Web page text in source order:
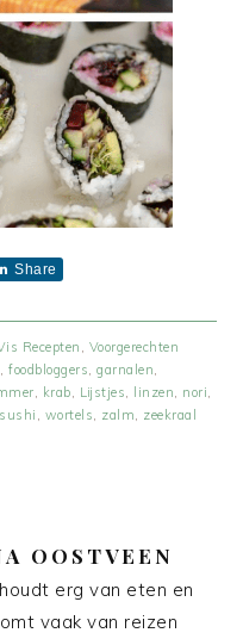
Share
Recepten , Voorgerechten
,foodbloggers,garnalen,
, krab, Lijstjes, linzen, nori,
sushi , wortels, zalm, zeekraal
OOSTVEEN
erg van eten en
vaak van reizen